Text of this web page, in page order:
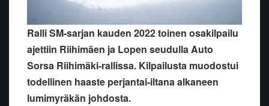
Ralli SM-sarjan kauden 2022 toinen osakilpailu
ajettiin Riihimäen ja Lopen seudulla Auto
Sorsa Riihimäki-rallissa. Kilpailusta muodostui
todellinen haaste perjantai-iltana alkaneen
lumimyräkän johdosta.